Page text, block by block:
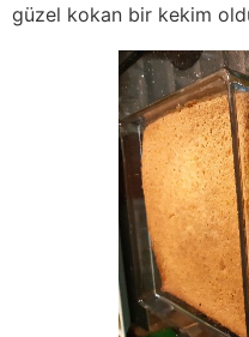
güzel kokan bir kekim